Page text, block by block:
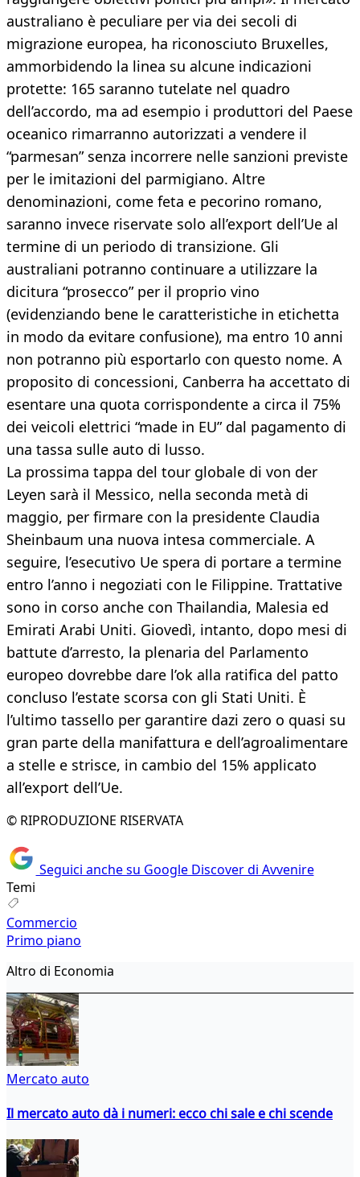
australiano è peculiare per via dei secoli di
migrazione europea, ha riconosciuto Bruxelles,
ammorbidendo la linea su alcune indicazioni
protette: 165 saranno tutelate nel quadro
dell’accordo, ma ad esempio i produttori del Paese
oceanico rimarranno autorizzati a vendere il
“parmesan” senza incorrere nelle sanzioni previste
per le imitazioni del parmigiano. Altre
denominazioni, come feta e pecorino romano,
saranno invece riservate solo all’export dell’Ue al
termine di un periodo di transizione. Gli
australiani potranno continuare a utilizzare la
dicitura “prosecco” per il proprio vino
(evidenziando bene le caratteristiche in etichetta
in modo da evitare confusione), ma entro 10 anni
non potranno più esportarlo con questo nome. A
proposito di concessioni, Canberra ha accettato di
esentare una quota corrispondente a circa il 75%
dei veicoli elettrici “made in EU” dal pagamento di
una tassa sulle auto di lusso.
La prossima tappa del tour globale di von der
Leyen sarà il Messico, nella seconda metà di
maggio, per firmare con la presidente Claudia
Sheinbaum una nuova intesa commerciale. A
seguire, l’esecutivo Ue spera di portare a termine
entro l’anno i negoziati con le Filippine. Trattative
sono in corso anche con Thailandia, Malesia ed
Emirati Arabi Uniti. Giovedì, intanto, dopo mesi di
battute d’arresto, la plenaria del Parlamento
europeo dovrebbe dare l’ok alla ratifica del patto
concluso l’estate scorsa con gli Stati Uniti. È
l’ultimo tassello per garantire dazi zero o quasi su
gran parte della manifattura e dell’agroalimentare
a stelle e strisce, in cambio del 15% applicato
all’export dell’Ue.
© RIPRODUZIONE RISERVATA
Seguici anche su Google Discover di Avvenire
Temi
Commercio
Primo piano
Altro di Economia
Mercato auto
Il mercato auto dà i numeri: ecco chi sale e chi scende